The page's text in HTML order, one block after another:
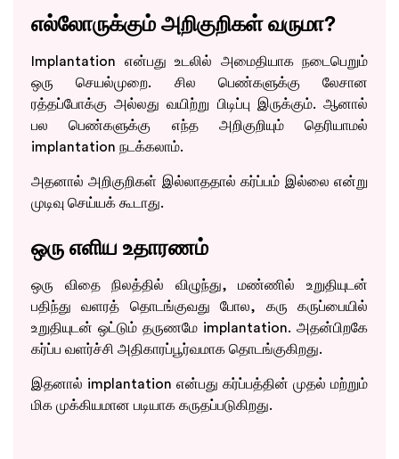
எல்லோருக்கும் அறிகுறிகள் வருமா?
Implantation என்பது உடலில் அமைதியாக நடைபெறும்
ஒரு செயல்முறை. சில பெண்களுக்கு லேசான
ரத்தப்போக்கு அல்லது வயிற்று பிடிப்பு இருக்கும். ஆனால்
பல பெண்களுக்கு எந்த அறிகுறியும் தெரியாமல்
implantation நடக்கலாம்.
அதனால் அறிகுறிகள் இல்லாததால் கர்ப்பம் இல்லை என்று
முடிவு செய்யக் கூடாது.
ஒரு எளிய உதாரணம்
ஒரு விதை நிலத்தில் விழுந்து, மண்ணில் உறுதியுடன்
பதிந்து வளரத் தொடங்குவது போல, கரு கருப்பையில்
உறுதியுடன் ஒட்டும் தருணமே implantation. அதன்பிறகே
கர்ப்ப வளர்ச்சி அதிகாரப்பூர்வமாக தொடங்குகிறது.
இதனால் implantation என்பது கர்ப்பத்தின் முதல் மற்றும்
மிக முக்கியமான படியாக கருதப்படுகிறது.